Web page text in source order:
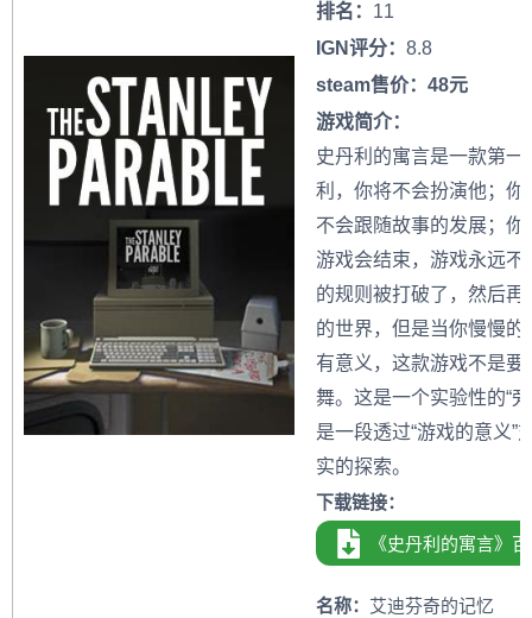
排名： 11
IGN评分： 8.8
steam售价：48元
游戏简介：
史丹利的寓言是一款第
利，你将不会扮演他；
不会跟随故事的发展；
游戏会结束，游戏永远
的规则被打破了，然后
的世界，但是当你慢慢
有意义，这款游戏不是
舞。这是一个实验性的“
是一段透过“游戏的意义”
实的探索。
下载链接：
《史丹利的寓言》
名称： 艾迪芬奇的记忆